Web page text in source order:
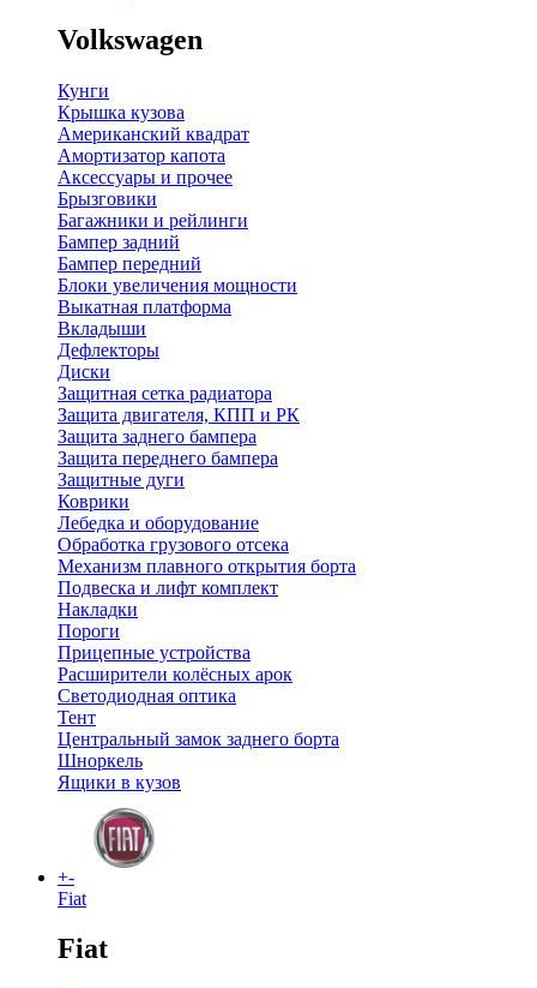
Volkswagen
Кунги
Крышка кузова
Американский квадрат
Амортизатор капота
Аксессуары и прочее
Брызговики
Багажники и рейлинги
Бампер задний
Бампер передний
Блоки увеличения мощности
Выкатная платформа
Вкладыши
Дефлекторы
Диски
Защитная сетка радиатора
Защита двигателя, КПП и РК
Защита заднего бампера
Защита переднего бампера
Защитные дуги
Коврики
Лебедка и оборудование
Обработка грузового отсека
Механизм плавного открытия борта
Подвеска и лифт комплект
Накладки
Пороги
Прицепные устройства
Расширители колёсных арок
Светодиодная оптика
Тент
Центральный замок заднего борта
Шноркель
Ящики в кузов
+-
Fiat
Fiat